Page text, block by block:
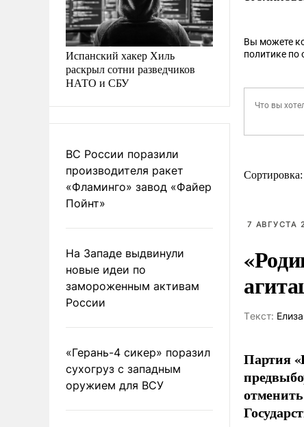
Испанский хакер Хиль
раскрыл сотни разведчиков
НАТО и СБУ
ВС России поразили
производителя ракет
«Фламинго» завод «Файер
Пойнт»
На Западе выдвинули
новые идеи по
замороженным активам
России
«Герань-4 сикер» поразил
сухогруз с западным
оружием для ВСУ
Вы можете
политике
Сортировка:
7 АВГУСТА
Tекст:
Партия